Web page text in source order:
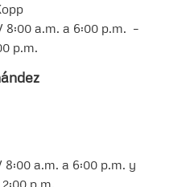
8:00 a.m. a 6:00 p.m. –
p.m.
a.m. a 6:00 p.m. y
p.m.